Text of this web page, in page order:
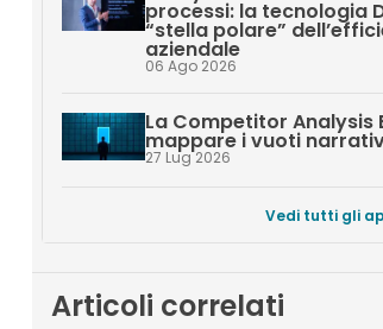
processi: la tecnologia
“stella polare”
aziendale
06 Ago 2026
La Competitor Analysis
mappare i vuoti
27 Lug 2026
Vedi tutti gli
Articoli correlati